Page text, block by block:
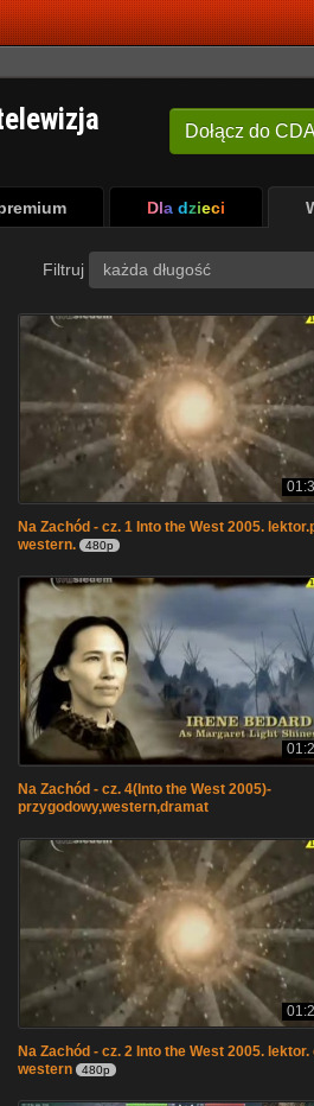
Dołącz do
Dla dzieci
Filtruj każda długość
Na Zachód - cz. 1 Into the West 2005.
western.
480p
Na Zachód - cz. 4(Into the West 2005)-
przygodowy,western,dramat
Na Zachód - cz. 2 Into the West 2005. lektor.
western
480p